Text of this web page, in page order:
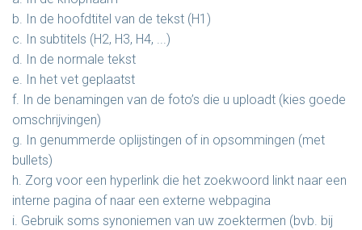
b. In de hoofdtitel van de tekst (H1)
c. In subtitels (H2, H3, H4, ...)
d. In de normale tekst
e. In het vet geplaatst
f. In de benamingen van de foto’s die u uploadt (kies goede
omschrijvingen)
g. In genummerde oplijstingen of in opsommingen (met
bullets)
h. Zorg voor een hyperlink die het zoekwoord linkt naar een
interne pagina of naar een externe webpagina
i. Gebruik soms synoniemen van uw zoektermen (bvb. bij